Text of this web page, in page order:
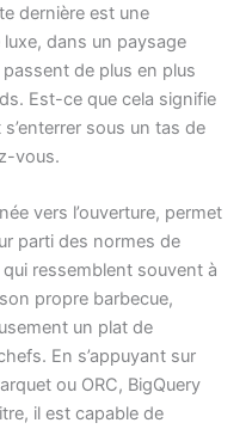
dernière est une
luxe, dans un paysage
de plus en plus
Est-ce que cela signifie
sous un tas de
vous.
vers l’ouverture, permet
parti des normes de
ressemblent souvent à
propre barbecue,
un plat de
En s’appuyant sur
ou ORC, BigQuery
il est capable de